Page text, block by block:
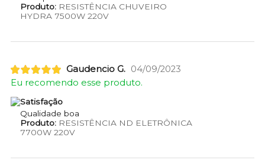
Produto:RESISTÊNCIA CHUVEIRO
HYDRA 7500W 220V
Gaudencio G. 04/09/2023
Eu recomendo esse produto.
Satisfação
Qualidade boa
Produto:RESISTÊNCIA ND ELETRÔNICA
7700W 220V